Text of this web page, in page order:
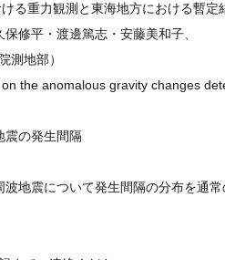
る重力観測と東海地方における暫定
修平・渡邊篤志・安藤美和子、
測地部）
the anomalous gravity changes
震の発生間隔
地震について発生間隔の分布を通常